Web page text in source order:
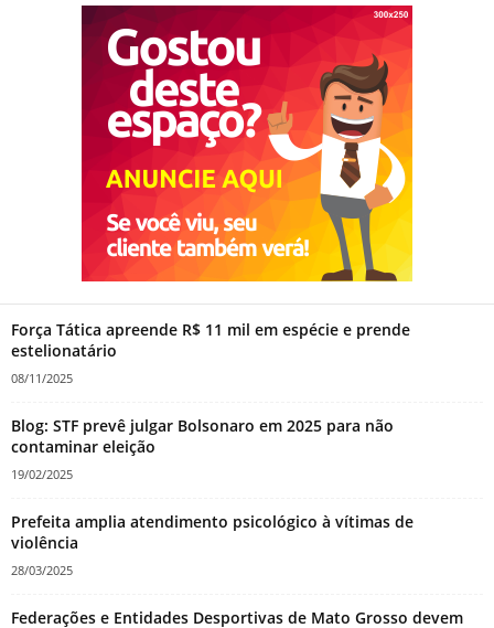
Força Tática apreende R$ 11 mil em espécie e prende
estelionatário
08/11/2025
Blog: STF prevê julgar Bolsonaro em 2025 para não
contaminar eleição
19/02/2025
Prefeita amplia atendimento psicológico à vítimas de
violência
28/03/2025
Federações e Entidades Desportivas de Mato Grosso devem